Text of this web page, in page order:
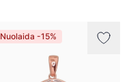
Nuolaida -15%